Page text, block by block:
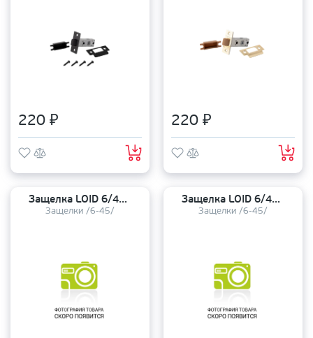
220 ₽ 220 ₽
Защелка LOID 6/45 (8-45) с металлическим язычком SN никель
Защелки /6-45/
Защелка LOID 6/45 (8-45) с металлическим язычком AB бронза
Защелки /6-45/